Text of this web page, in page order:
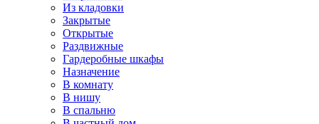
Из кладовки
Закрытые
Открытые
Раздвижные
Гардеробные шкафы
Назначение
В комнату
В нишу
В спальню